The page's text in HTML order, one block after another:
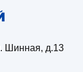
Шинная, д.13